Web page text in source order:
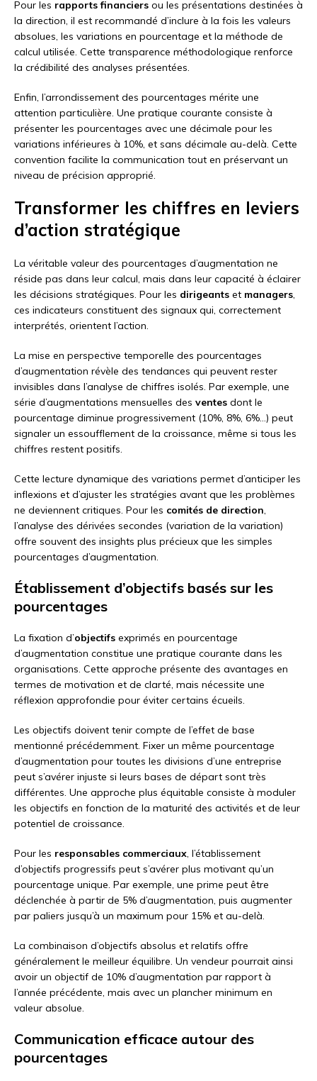
Pour les rapports financiers ou les présentations destinées à
la direction, il est recommandé d’inclure à la fois les valeurs
absolues, les variations en pourcentage et la méthode de
calcul utilisée. Cette transparence méthodologique renforce
la crédibilité des analyses présentées.
Enfin, l’arrondissement des pourcentages mérite une
attention particulière. Une pratique courante consiste à
présenter les pourcentages avec une décimale pour les
variations inférieures à 10%, et sans décimale au-delà. Cette
convention facilite la communication tout en préservant un
niveau de précision approprié.
Transformer les chiffres en leviers
d’action stratégique
La véritable valeur des pourcentages d’augmentation ne
réside pas dans leur calcul, mais dans leur capacité à éclairer
les décisions stratégiques. Pour les dirigeants et managers,
ces indicateurs constituent des signaux qui, correctement
interprétés, orientent l’action.
La mise en perspective temporelle des pourcentages
d’augmentation révèle des tendances qui peuvent rester
invisibles dans l’analyse de chiffres isolés. Par exemple, une
série d’augmentations mensuelles des ventes dont le
pourcentage diminue progressivement (10%, 8%, 6%…) peut
signaler un essoufflement de la croissance, même si tous les
chiffres restent positifs.
Cette lecture dynamique des variations permet d’anticiper les
inflexions et d’ajuster les stratégies avant que les problèmes
ne deviennent critiques. Pour les comités de direction,
l’analyse des dérivées secondes (variation de la variation)
offre souvent des insights plus précieux que les simples
pourcentages d’augmentation.
Établissement d’objectifs basés sur les
pourcentages
La fixation d’objectifs exprimés en pourcentage
d’augmentation constitue une pratique courante dans les
organisations. Cette approche présente des avantages en
termes de motivation et de clarté, mais nécessite une
réflexion approfondie pour éviter certains écueils.
Les objectifs doivent tenir compte de l’effet de base
mentionné précédemment. Fixer un même pourcentage
d’augmentation pour toutes les divisions d’une entreprise
peut s’avérer injuste si leurs bases de départ sont très
différentes. Une approche plus équitable consiste à moduler
les objectifs en fonction de la maturité des activités et de leur
potentiel de croissance.
Pour les responsables commerciaux, l’établissement
d’objectifs progressifs peut s’avérer plus motivant qu’un
pourcentage unique. Par exemple, une prime peut être
déclenchée à partir de 5% d’augmentation, puis augmenter
par paliers jusqu’à un maximum pour 15% et au-delà.
La combinaison d’objectifs absolus et relatifs offre
généralement le meilleur équilibre. Un vendeur pourrait ainsi
avoir un objectif de 10% d’augmentation par rapport à
l’année précédente, mais avec un plancher minimum en
valeur absolue.
Communication efficace autour des
pourcentages